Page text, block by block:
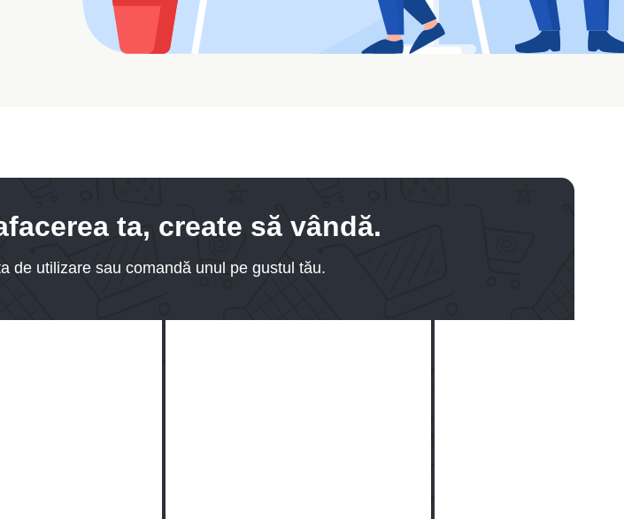
ta, create să vândă.
de utilizare sau comandă unul pe gustul tău.